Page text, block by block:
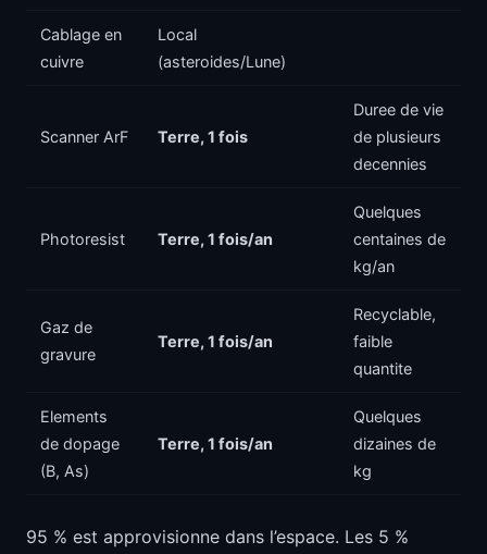
Cablage en
cuivre
Local
(asteroides/Lune)
Scanner ArF Terre, 1 fois
Duree de vie
de plusieurs
decennies
Photoresist Terre, 1 fois/an
Quelques
centaines de
kg/an
Gaz de
gravure
Terre, 1 fois/an
Recyclable,
faible
quantite
Elements
de dopage
(B, As)
Terre, 1 fois/an
Quelques
dizaines de
kg
95 % est approvisionne dans l’espace. Les 5 %